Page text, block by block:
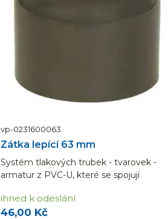
vp-0231600063
Zátka lepící 63 mm
Systém tlakových trubek - tvarovek -
armatur z PVC-U, které se spojují
spojů. Výhodou je jak snadná manipulace
i montáž, tak chemická odolnost
46,00 Kč
ihned k odeslání